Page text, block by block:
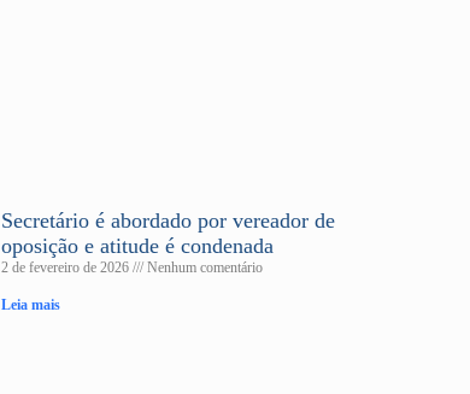
Secretário é abordado por vereador de
oposição e atitude é condenada
2 de fevereiro de 2026 Nenhum comentário
Leia mais